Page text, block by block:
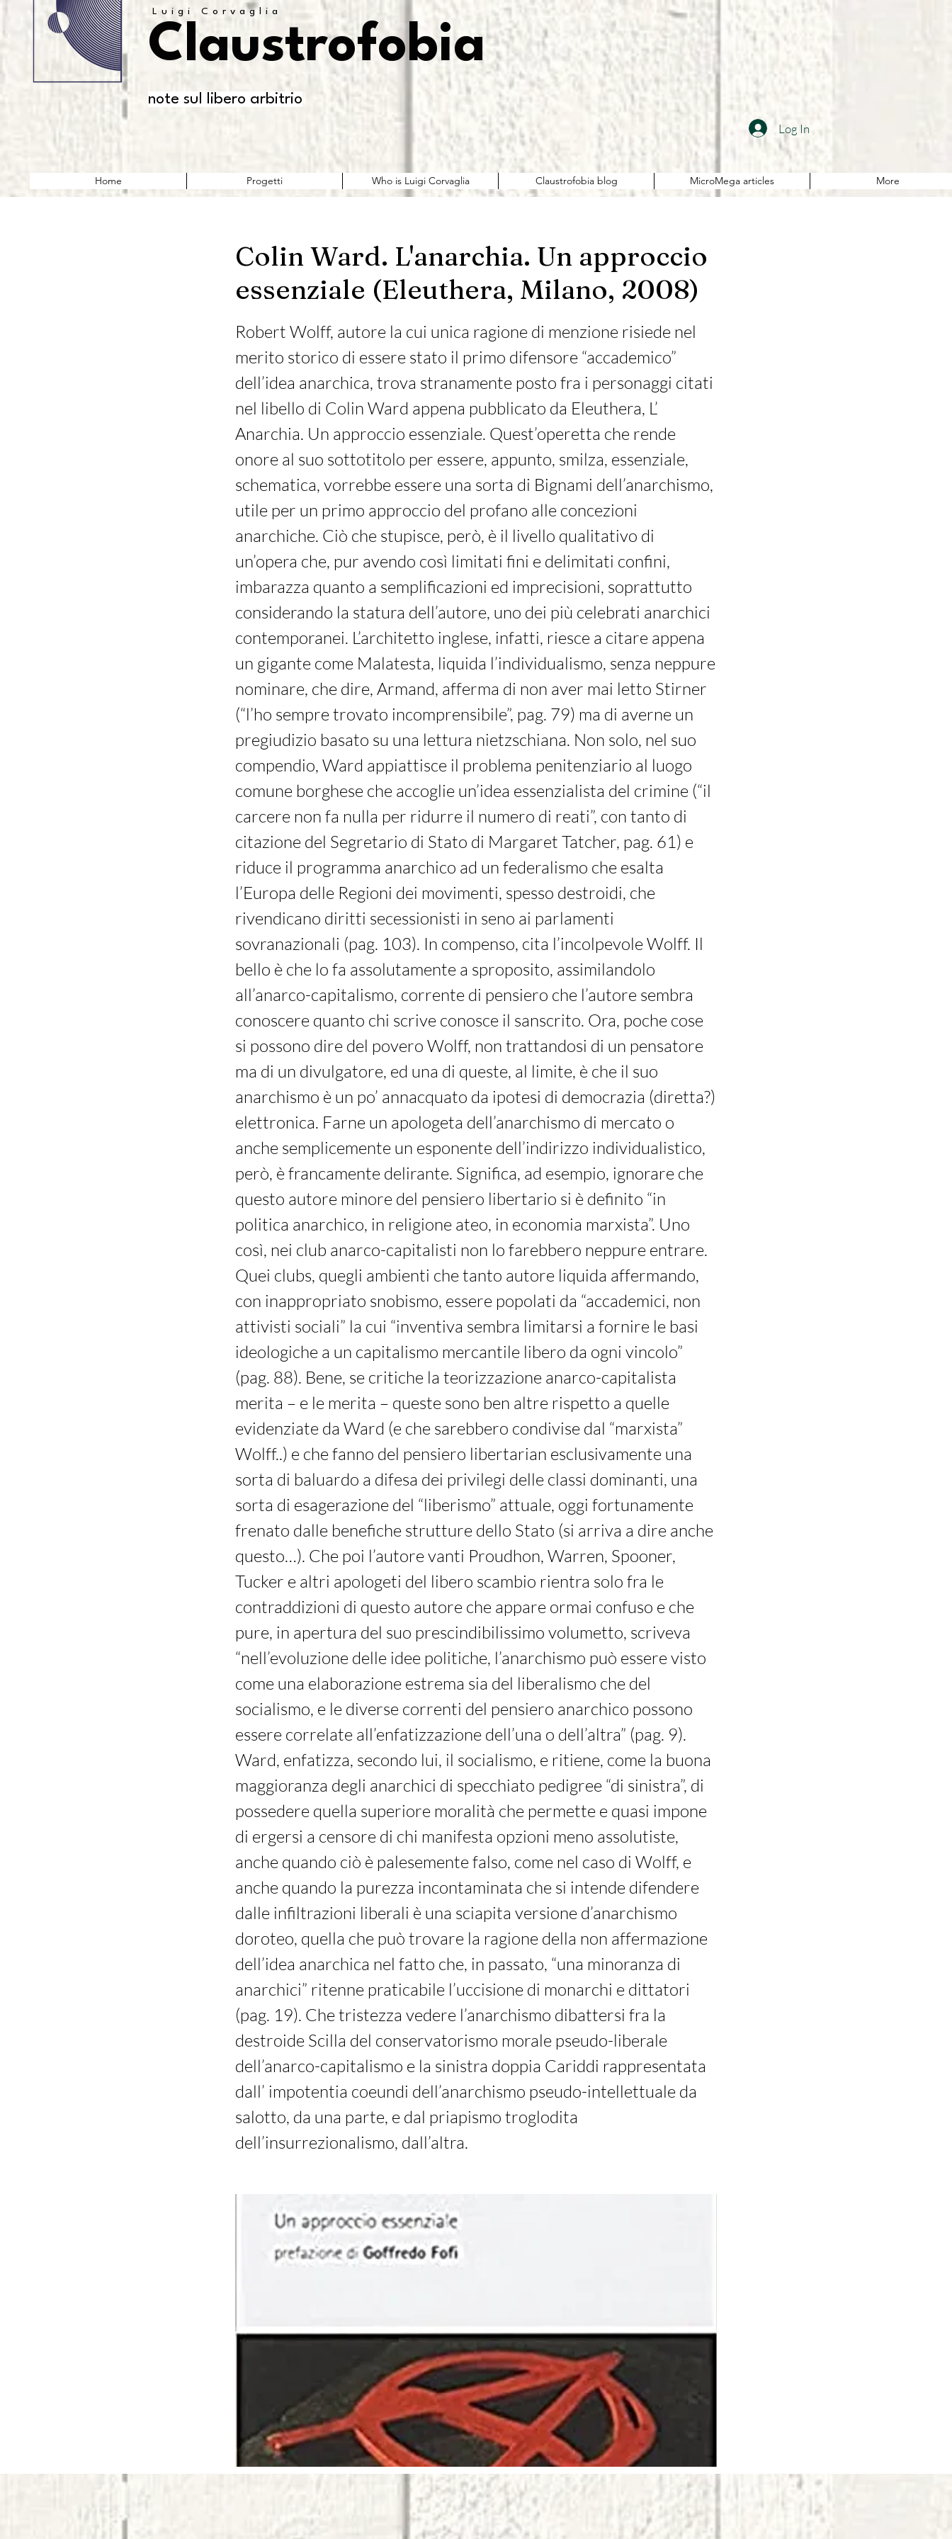
Luigi Corvaglia
Claustrofobia
note sul libero arbitrio
Log In
Home Progetti Who is Luigi Corvaglia Claustrofobia blog MicroMega articles More
Colin Ward. L'anarchia. Un approccio
essenziale (Eleuthera, Milano, 2008)
Robert Wolff, autore la cui unica ragione di menzione risiede nel
merito storico di essere stato il primo difensore “accademico”
dell’idea anarchica, trova stranamente posto fra i personaggi citati
nel libello di Colin Ward appena pubblicato da Eleuthera, L’
Anarchia. Un approccio essenziale. Quest’operetta che rende
onore al suo sottotitolo per essere, appunto, smilza, essenziale,
schematica, vorrebbe essere una sorta di Bignami dell’anarchismo,
utile per un primo approccio del profano alle concezioni
anarchiche. Ciò che stupisce, però, è il livello qualitativo di
un’opera che, pur avendo così limitati fini e delimitati confini,
imbarazza quanto a semplificazioni ed imprecisioni, soprattutto
considerando la statura dell’autore, uno dei più celebrati anarchici
contemporanei. L’architetto inglese, infatti, riesce a citare appena
un gigante come Malatesta, liquida l’individualismo, senza neppure
nominare, che dire, Armand, afferma di non aver mai letto Stirner
(“l’ho sempre trovato incomprensibile”, pag. 79) ma di averne un
pregiudizio basato su una lettura nietzschiana. Non solo, nel suo
compendio, Ward appiattisce il problema penitenziario al luogo
comune borghese che accoglie un’idea essenzialista del crimine (“il
carcere non fa nulla per ridurre il numero di reati”, con tanto di
citazione del Segretario di Stato di Margaret Tatcher, pag. 61) e
riduce il programma anarchico ad un federalismo che esalta
l’Europa delle Regioni dei movimenti, spesso destroidi, che
rivendicano diritti secessionisti in seno ai parlamenti
sovranazionali (pag. 103). In compenso, cita l’incolpevole Wolff. Il
bello è che lo fa assolutamente a sproposito, assimilandolo
all’anarco-capitalismo, corrente di pensiero che l’autore sembra
conoscere quanto chi scrive conosce il sanscrito. Ora, poche cose
si possono dire del povero Wolff, non trattandosi di un pensatore
ma di un divulgatore, ed una di queste, al limite, è che il suo
anarchismo è un po’ annacquato da ipotesi di democrazia (diretta?)
elettronica. Farne un apologeta dell’anarchismo di mercato o
anche semplicemente un esponente dell’indirizzo individualistico,
però, è francamente delirante. Significa, ad esempio, ignorare che
questo autore minore del pensiero libertario si è definito “in
politica anarchico, in religione ateo, in economia marxista”. Uno
così, nei club anarco-capitalisti non lo farebbero neppure entrare.
Quei clubs, quegli ambienti che tanto autore liquida affermando,
con inappropriato snobismo, essere popolati da “accademici, non
attivisti sociali” la cui “inventiva sembra limitarsi a fornire le basi
ideologiche a un capitalismo mercantile libero da ogni vincolo”
(pag. 88). Bene, se critiche la teorizzazione anarco-capitalista
merita – e le merita – queste sono ben altre rispetto a quelle
evidenziate da Ward (e che sarebbero condivise dal “marxista”
Wolff..) e che fanno del pensiero libertarian esclusivamente una
sorta di baluardo a difesa dei privilegi delle classi dominanti, una
sorta di esagerazione del “liberismo” attuale, oggi fortunamente
frenato dalle benefiche strutture dello Stato (si arriva a dire anche
questo…). Che poi l’autore vanti Proudhon, Warren, Spooner,
Tucker e altri apologeti del libero scambio rientra solo fra le
contraddizioni di questo autore che appare ormai confuso e che
pure, in apertura del suo prescindibilissimo volumetto, scriveva
“nell’evoluzione delle idee politiche, l’anarchismo può essere visto
come una elaborazione estrema sia del liberalismo che del
socialismo, e le diverse correnti del pensiero anarchico possono
essere correlate all’enfatizzazione dell’una o dell’altra” (pag. 9).
Ward, enfatizza, secondo lui, il socialismo, e ritiene, come la buona
maggioranza degli anarchici di specchiato pedigree “di sinistra”, di
possedere quella superiore moralità che permette e quasi impone
di ergersi a censore di chi manifesta opzioni meno assolutiste,
anche quando ciò è palesemente falso, come nel caso di Wolff, e
anche quando la purezza incontaminata che si intende difendere
dalle infiltrazioni liberali è una sciapita versione d’anarchismo
doroteo, quella che può trovare la ragione della non affermazione
dell’idea anarchica nel fatto che, in passato, “una minoranza di
anarchici” ritenne praticabile l’uccisione di monarchi e dittatori
(pag. 19). Che tristezza vedere l’anarchismo dibattersi fra la
destroide Scilla del conservatorismo morale pseudo-liberale
dell’anarco-capitalismo e la sinistra doppia Cariddi rappresentata
dall’ impotentia coeundi dell’anarchismo pseudo-intellettuale da
salotto, da una parte, e dal priapismo troglodita
dell’insurrezionalismo, dall’altra.